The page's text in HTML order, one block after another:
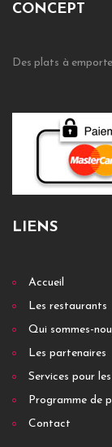
CONCEPT
Des plats à
LIENS
Accueil
Les restaurants
Qui sommes-
Les partenaires
Services pour
Programme de
Contact